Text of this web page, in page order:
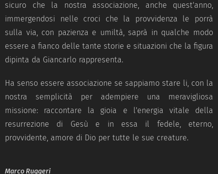
sicuro che la nostra associazione, anche quest'anno,
immergendosi nelle croci che la provvidenza le porrà
sulla via, con pazienza e umiltà, saprà in qualche modo
essere a fianco delle tante storie e situazioni che la figura
dipinta da Giancarlo rappresenta.
Ha senso essere associazione se sappiamo stare li, con la
nostra semplicità per adempiere una meravigliosa
missione: raccontare la gioia e l'energia vitale della
resurrezione di Gesù e in essa il fedele, eterno,
provvidente, amore di Dio per tutte le sue creature.
Marco Ruggeri